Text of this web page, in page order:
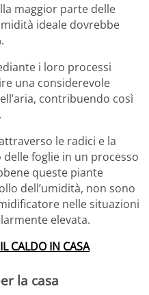
maggior parte delle
ideale dovrebbe
i loro processi
una considerevole
contribuendo così
le radici e la
delle foglie in un processo
queste piante
dell’umidità, non sono
nelle situazioni
elevata.
CALDO IN CASA
la casa